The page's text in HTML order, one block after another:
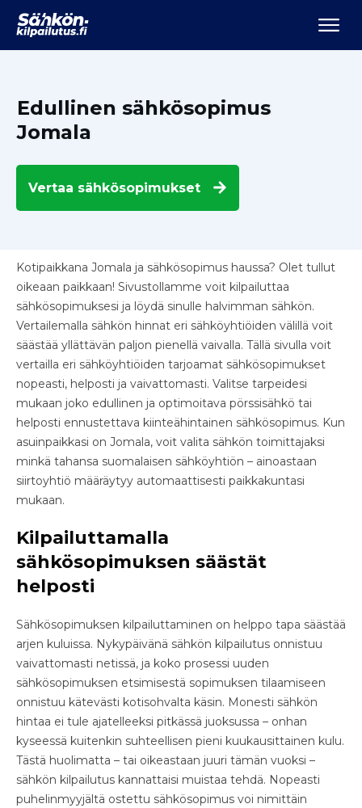
Edullinen sähkösopimus
Jomala
Vertaa sähkösopimukset
Kotipaikkana Jomala ja sähkösopimus haussa? Olet tullut
oikeaan paikkaan! Sivustollamme voit kilpailuttaa
sähkösopimuksesi ja löydä sinulle halvimman sähkön.
Vertailemalla sähkön hinnat eri sähköyhtiöiden välillä voit
säästää yllättävän paljon pienellä vaivalla. Tällä sivulla voit
vertailla eri sähköyhtiöiden tarjoamat sähkösopimukset
nopeasti, helposti ja vaivattomasti. Valitse tarpeidesi
mukaan joko edullinen ja optimoitava pörssisähkö tai
helposti ennustettava kiinteähintainen sähkösopimus. Kun
asuinpaikkasi on Jomala, voit valita sähkön toimittajaksi
minkä tahansa suomalaisen sähköyhtiön – ainoastaan
siirtoyhtiö määräytyy automaattisesti paikkakuntasi
mukaan.
Kilpailuttamalla
sähkösopimuksen säästät
helposti
Sähkösopimuksen kilpailuttaminen on helppo tapa säästää
arjen kuluissa. Nykypäivänä sähkön kilpailutus onnistuu
vaivattomasti netissä, ja koko prosessi uuden
sähkösopimuksen etsimisestä sopimuksen tilaamiseen
onnistuu kätevästi kotisohvalta käsin. Monesti sähkön
hintaa ei tule ajatelleeksi pitkässä juoksussa – onhan
kyseessä kuitenkin suhteellisen pieni kuukausittainen kulu.
Tästä huolimatta – tai oikeastaan juuri tämän vuoksi –
sähkön kilpailutus kannattaisi muistaa tehdä. Nopeasti
puhelinmyyjältä ostettu sähkösopimus voi nimittäin